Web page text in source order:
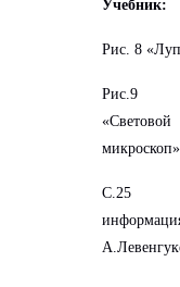
Учебник:
Рис. 8
Рис.9
«Световой
микроскоп»
С.25